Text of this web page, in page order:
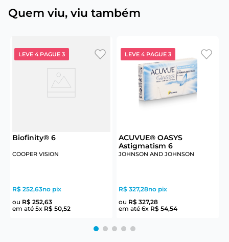
Quem viu, viu também
LEVE 4 PAGUE 3
Biofinity® 6
COOPER VISION
R$ 252,63no pix
ou R$ 252,63
em até 5x R$ 50,52
LEVE 4 PAGUE 3
ACUVUE® OASYS
Astigmatism 6
JOHNSON AND JOHNSON
R$ 327,28no pix
ou R$ 327,28
em até 6x R$ 54,54